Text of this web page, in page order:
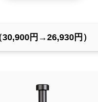
円→26,930円）